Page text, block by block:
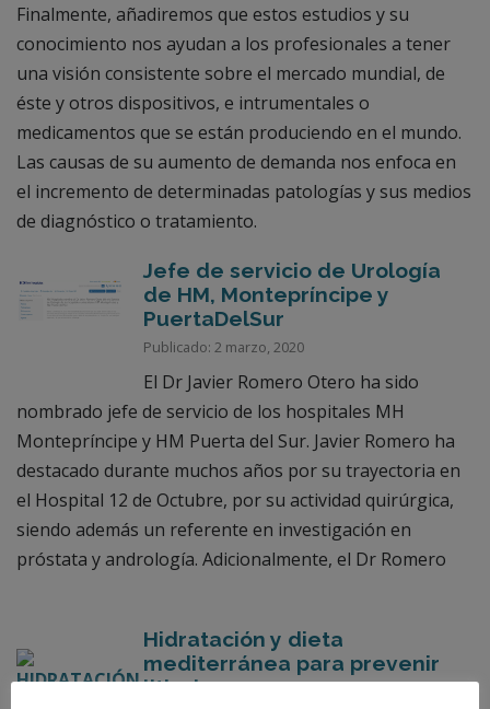
Finalmente, añadiremos que estos estudios y su
conocimiento nos ayudan a los profesionales a tener
una visión consistente sobre el mercado mundial, de
éste y otros dispositivos, e intrumentales o
medicamentos que se están produciendo en el mundo.
Las causas de su aumento de demanda nos enfoca en
el incremento de determinadas patologías y sus medios
de diagnóstico o tratamiento.
Jefe de servicio de Urología
de HM, Montepríncipe y
PuertaDelSur
Publicado: 2 marzo, 2020
El Dr Javier Romero Otero ha sido
nombrado jefe de servicio de los hospitales MH
Montepríncipe y HM Puerta del Sur. Javier Romero ha
destacado durante muchos años por su trayectoria en
el Hospital 12 de Octubre, por su actividad quirúrgica,
siendo además un referente en investigación en
próstata y andrología. Adicionalmente, el Dr Romero
Hidratación y dieta
mediterránea para prevenir
litiasis